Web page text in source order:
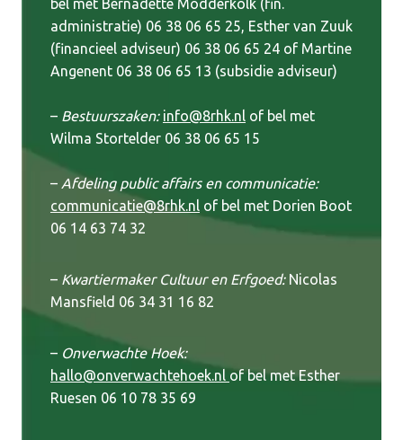
bel met Bernadette Modderkolk (fin.
administratie) 06 38 06 65 25, Esther van Zuuk
(financieel adviseur) 06 38 06 65 24 of Martine
Angenent 06 38 06 65 13 (subsidie adviseur)
– Bestuurszaken: info@8rhk.nl of bel met
Wilma Stortelder 06 38 06 65 15
– Afdeling public affairs en communicatie:
communicatie@8rhk.nl of bel met Dorien Boot
06 14 63 74 32
– Kwartiermaker Cultuur en Erfgoed:Nicolas
Mansfield 06 34 31 16 82
– Onverwachte Hoek:
hallo@onverwachtehoek.nl of bel met Esther
Ruesen 06 10 78 35 69